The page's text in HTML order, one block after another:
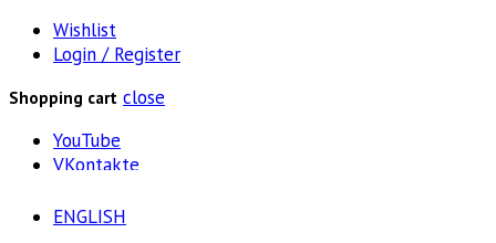
Wishlist
Login / Register
Shopping cart close
YouTube
VKontakte
ENGLISH